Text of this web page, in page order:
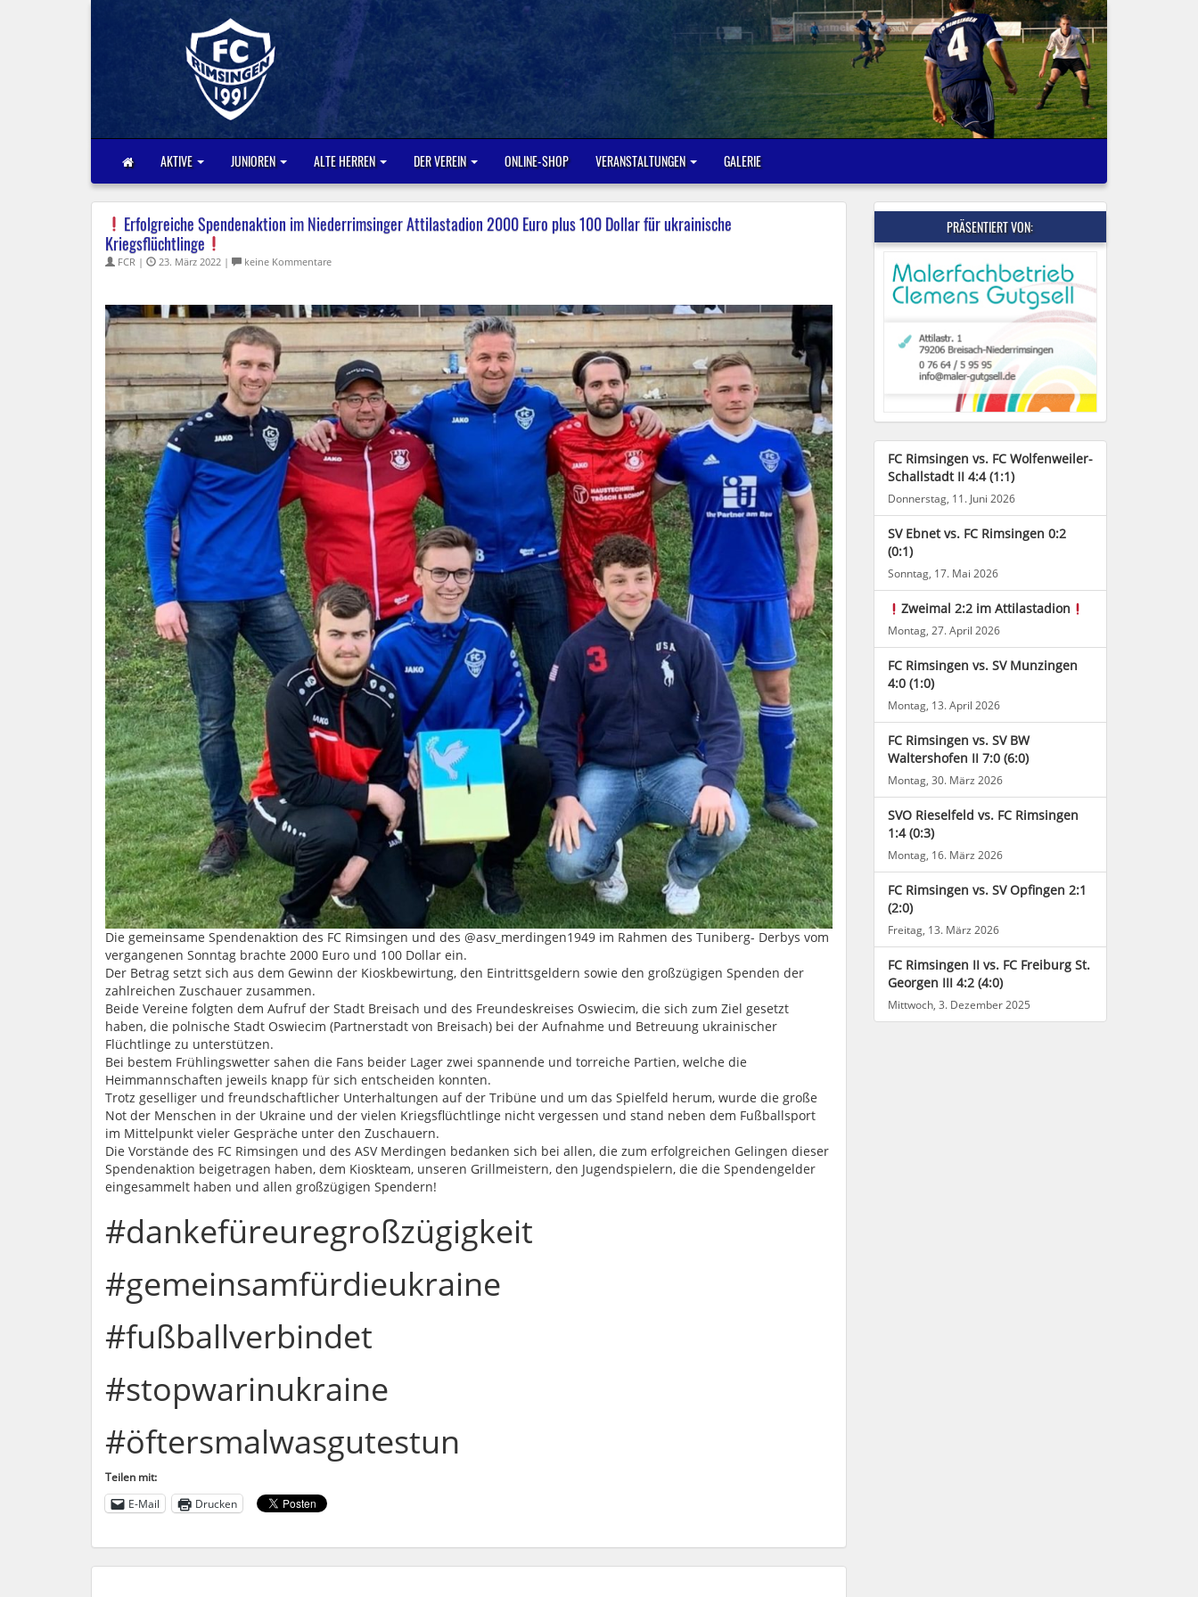
AKTIVE JUNIOREN ALTE HERREN DER VEREIN ONLINE-SHOP VERANSTALTUNGEN GALERIE
Erfolgreiche Spendenaktion im Niederrimsinger Attilastadion 2000 Euro plus 100 Dollar für ukrainische
Kriegsflüchtlinge
FCR | 23. März 2022 | keine Kommentare
Die gemeinsame Spendenaktion des FC Rimsingen und des @asv_merdingen1949 im Rahmen des Tuniberg- Derbys vom
vergangenen Sonntag brachte 2000 Euro und 100 Dollar ein.
Der Betrag setzt sich aus dem Gewinn der Kioskbewirtung, den Eintrittsgeldern sowie den großzügigen Spenden der
zahlreichen Zuschauer zusammen.
Beide Vereine folgten dem Aufruf der Stadt Breisach und des Freundeskreises Oswiecim, die sich zum Ziel gesetzt
haben, die polnische Stadt Oswiecim (Partnerstadt von Breisach) bei der Aufnahme und Betreuung ukrainischer
Flüchtlinge zu unterstützen.
Bei bestem Frühlingswetter sahen die Fans beider Lager zwei spannende und torreiche Partien, welche die
Heimmannschaften jeweils knapp für sich entscheiden konnten.
Trotz geselliger und freundschaftlicher Unterhaltungen auf der Tribüne und um das Spielfeld herum, wurde die große
Not der Menschen in der Ukraine und der vielen Kriegsflüchtlinge nicht vergessen und stand neben dem Fußballsport
im Mittelpunkt vieler Gespräche unter den Zuschauern.
Die Vorstände des FC Rimsingen und des ASV Merdingen bedanken sich bei allen, die zum erfolgreichen Gelingen dieser
Spendenaktion beigetragen haben, dem Kioskteam, unseren Grillmeistern, den Jugendspielern, die die Spendengelder
eingesammelt haben und allen großzügigen Spendern!
#dankefüreuregroßzügigkeit
#gemeinsamfürdieukraine
#fußballverbindet
#stopwarinukraine
#öftersmalwasgutestun
Teilen mit:
E-Mail
Drucken
PRÄSENTIERT VON:
FC Rimsingen vs. FC Wolfenweiler-
Schallstadt II 4:4 (1:1)
Donnerstag, 11. Juni 2026
SV Ebnet vs. FC Rimsingen 0:2
(0:1)
Sonntag, 17. Mai 2026
Zweimal 2:2 im Attilastadion
Montag, 27. April 2026
FC Rimsingen vs. SV Munzingen
4:0 (1:0)
Montag, 13. April 2026
FC Rimsingen vs. SV BW
Waltershofen II 7:0 (6:0)
Montag, 30. März 2026
SVO Rieselfeld vs. FC Rimsingen
1:4 (0:3)
Montag, 16. März 2026
FC Rimsingen vs. SV Opfingen 2:1
(2:0)
Freitag, 13. März 2026
FC Rimsingen II vs. FC Freiburg St.
Georgen III 4:2 (4:0)
Mittwoch, 3. Dezember 2025